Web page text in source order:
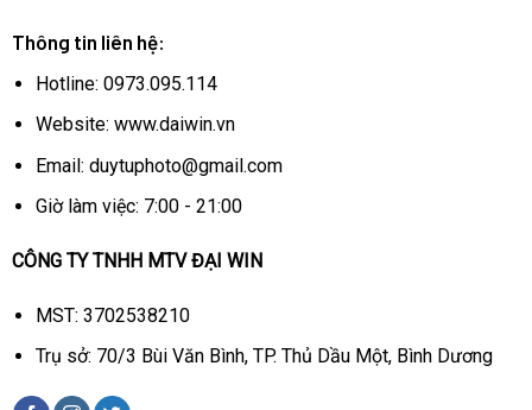
Thông tin liên hệ:
Hotline: 0973.095.114
Website: www.daiwin.vn
Email: duytuphoto@gmail.com
Giờ làm việc: 7:00 - 21:00
CÔNG TY TNHH MTV ĐẠI WIN
MST: 3702538210
Trụ sở: 70/3 Bùi Văn Bình, TP. Thủ Dầu Một, Bình Dương